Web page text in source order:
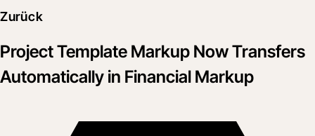
Zurück
Project Template Markup Now Transfers
Automatically in Financial Markup